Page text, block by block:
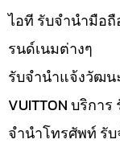
ไอที รับจำนำมือ
รนด์เนมต่างๆ
รับจํานําแจ้งวัฒน
VUITTON บริกา
จำนำโทรศัพท์ รั